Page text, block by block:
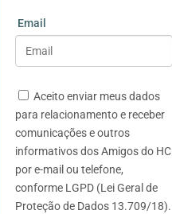
Email
Aceito enviar meus dados
para relacionamento e receber
comunicações e outros
informativos dos Amigos do HC
por e-mail ou telefone,
conforme LGPD (Lei Geral de
Proteção de Dados 13.709/18).